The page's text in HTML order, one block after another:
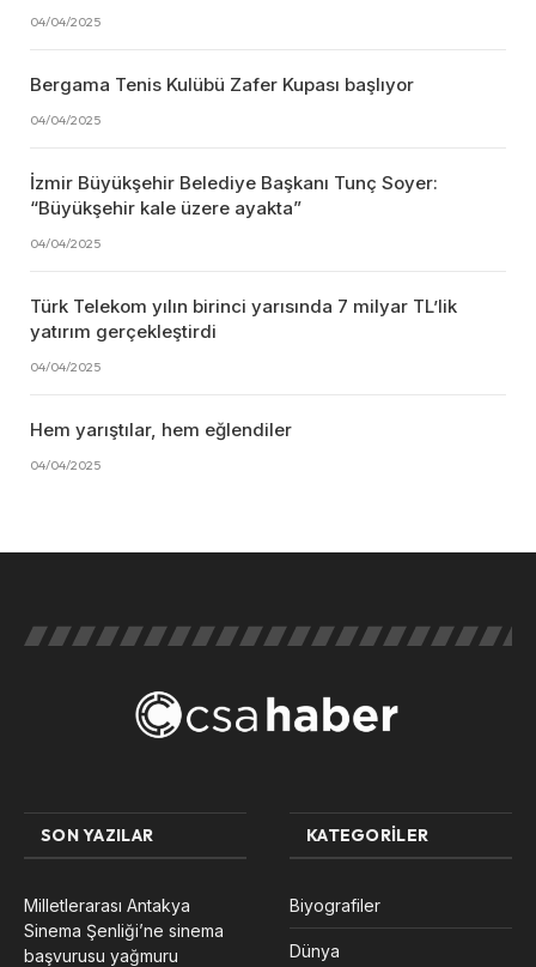
04/04/2025
Bergama Tenis Kulübü Zafer Kupası başlıyor
04/04/2025
İzmir Büyükşehir Belediye Başkanı Tunç Soyer:
“Büyükşehir kale üzere ayakta”
04/04/2025
Türk Telekom yılın birinci yarısında 7 milyar TL’lik
yatırım gerçekleştirdi
04/04/2025
Hem yarıştılar, hem eğlendiler
04/04/2025
SON YAZILAR
Milletlerarası Antakya
Sinema Şenliği’ne sinema
başvurusu yağmuru
KATEGORILER
Biyografiler
Dünya